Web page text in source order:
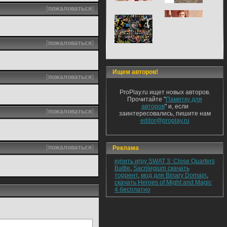
[пожаловаться]
[пожаловаться]
[пожаловаться]
[пожаловаться]
[пожаловаться]
Ищем авторов!
ProPlay.ru ищет новых авторов.
Прочитайте "Памятку для
авторов" и, если
заинтересовались, пишите нам
editor@proplay.ru
Реклама
купить игру SWAT 3: Close Quarters
Battle, Sacrilegium скачать
торрент, мод для Binary Domain,
скачать Heroes of Might and Magic
4 бесплатно